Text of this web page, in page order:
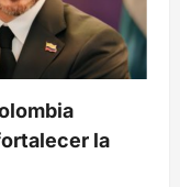
la